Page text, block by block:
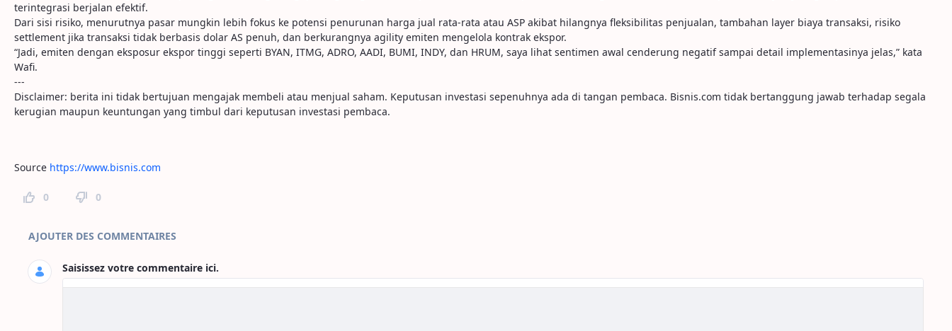
terintegrasi berjalan efektif.
Dari sisi risiko, menurutnya pasar mungkin lebih fokus ke potensi penurunan harga jual rata-rata atau ASP akibat hilangnya fleksibilitas penjualan, tambahan layer biaya transaksi, risiko
settlement jika transaksi tidak berbasis dolar AS penuh, dan berkurangnya agility emiten mengelola kontrak ekspor.
“Jadi, emiten dengan eksposur ekspor tinggi seperti BYAN, ITMG, ADRO, AADI, BUMI, INDY, dan HRUM, saya lihat sentimen awal cenderung negatif sampai detail implementasinya jelas,” kata
Wafi.
---
Disclaimer: berita ini tidak bertujuan mengajak membeli atau menjual saham. Keputusan investasi sepenuhnya ada di tangan pembaca. Bisnis.com tidak bertanggung jawab terhadap segala
kerugian maupun keuntungan yang timbul dari keputusan investasi pembaca.
Source https://www.bisnis.com
0 0
Commentaires sur la page
AJOUTER DES COMMENTAIRES
Saisissez votre commentaire ici.